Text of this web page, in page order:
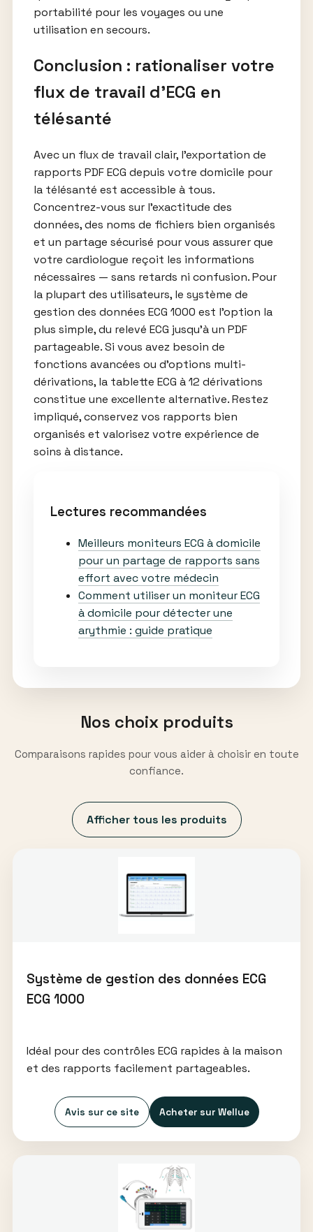
portabilité pour les voyages ou une
utilisation en secours.
Conclusion : rationaliser votre
flux de travail d’ECG en
télésanté
Avec un flux de travail clair, l’exportation de
rapports PDF ECG depuis votre domicile pour
la télésanté est accessible à tous.
Concentrez-vous sur l’exactitude des
données, des noms de fichiers bien organisés
et un partage sécurisé pour vous assurer que
votre cardiologue reçoit les informations
nécessaires — sans retards ni confusion. Pour
la plupart des utilisateurs, le système de
gestion des données ECG 1000 est l’option la
plus simple, du relevé ECG jusqu’à un PDF
partageable. Si vous avez besoin de
fonctions avancées ou d’options multi-
dérivations, la tablette ECG à 12 dérivations
constitue une excellente alternative. Restez
impliqué, conservez vos rapports bien
organisés et valorisez votre expérience de
soins à distance.
Lectures recommandées
Meilleurs moniteurs ECG à domicile
pour un partage de rapports sans
effort avec votre médecin
Comment utiliser un moniteur ECG
à domicile pour détecter une
arythmie : guide pratique
Nos choix produits
Comparaisons rapides pour vous aider à choisir en toute
confiance.
Afficher tous les produits
Système de gestion des données ECG
ECG 1000
Idéal pour des contrôles ECG rapides à la maison
et des rapports facilement partageables.
Avis sur ce site Acheter sur Wellue